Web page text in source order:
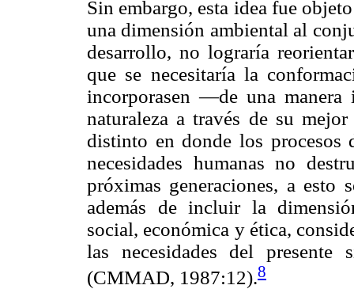
Sin embargo, esta idea fue
una dimensión ambiental al
desarrollo, no lograría
que se necesitaría la
incorporasen —de una
naturaleza a través de su
distinto en donde los procesos
necesidades humanas no
próximas generaciones, a esto
además de incluir la
social, económica y ética,
las necesidades del
(CMMAD, 1987:12).8